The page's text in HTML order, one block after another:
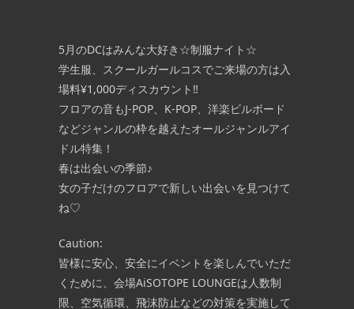
5月のDCはみんな大好き☆制服ナイト☆
学生服、スクールガールコスでご来場の方は入
場料¥1,000ディスカウント‼
フロアの音もJ-POP、K-POP、洋楽ビルボード
などジャンルの枠を越えたオールジャンルアイ
ドル特集！
春は出会いの季節♪
女の子だけのフロアで新しい出会いを見つけて
ね♡
Caution:
皆様に安心、安全にイベントを楽しんでいただ
くために、会場AiSOTOPE LOUNGEは人数制
限、空気循環、飛沫防止などの対策を実施して